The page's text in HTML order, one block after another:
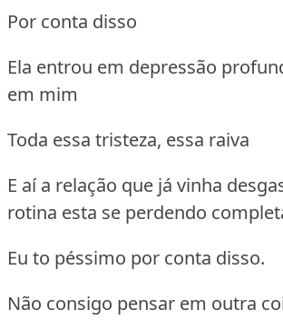
Por conta disso
Ela entrou em depressão
em mim
Toda essa tristeza, essa raiva
E aí a relação que já vinha
rotina esta se perdendo
Eu to péssimo por conta disso.
Não consigo pensar em outra